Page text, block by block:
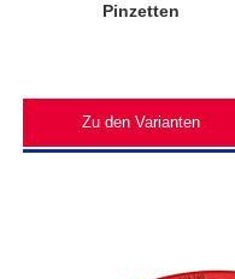
Pinzetten
Zu den Varianten